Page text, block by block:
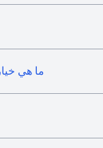
ما هي